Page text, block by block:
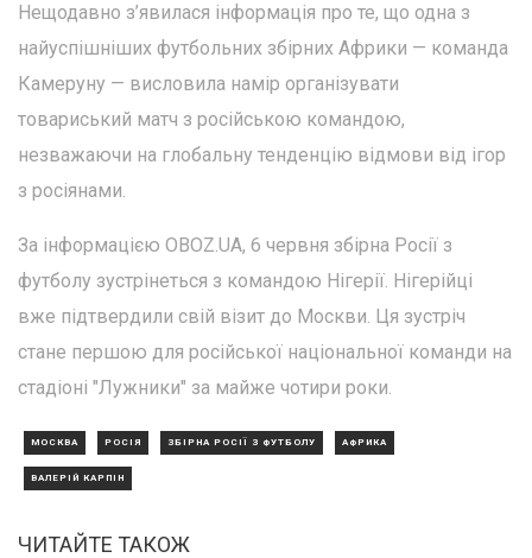
Нещодавно з’явилася інформація про те, що одна з
найуспішніших футбольних збірних Африки — команда
Камеруну — висловила намір організувати
товариський матч з російською командою,
незважаючи на глобальну тенденцію відмови від ігор
з росіянами.
За інформацією OBOZ.UA, 6 червня збірна Росії з
футболу зустрінеться з командою Нігерії. Нігерійці
вже підтвердили свій візит до Москви. Ця зустріч
стане першою для російської національної команди на
стадіоні "Лужники" за майже чотири роки.
МОСКВА РОСІЯ ЗБІРНА РОСІЇ З ФУТБОЛУ АФРИКА
ВАЛЕРІЙ КАРПІН
ЧИТАЙТЕ ТАКОЖ